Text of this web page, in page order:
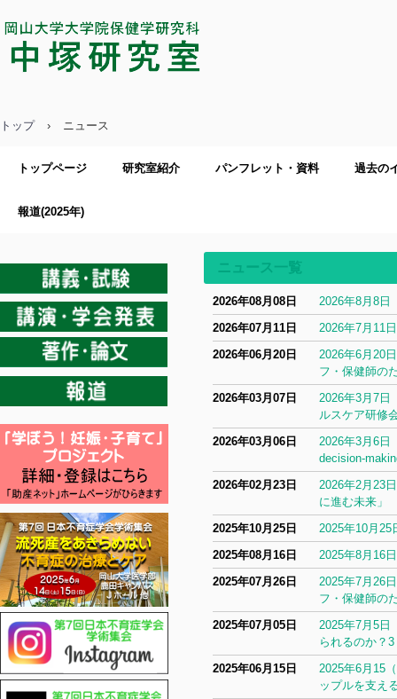
研究科
トップ › ニュース
トップページ 研究室紹介 パンフレット・資料 過去の
報道(2025年)
ニュース一覧
2026年08月08日
2026年8月8日
2026年07月11日
2026年7月11
2026年06月20日
2026年6月20
フ・保健師の
2026年03月07日
2026年3月7日
ルスケア研修
2026年03月06日
2026年3月6日
decision-
2026年02月23日
2026年2月23
に進む未来」
2025年10月25日
2025年10月25
2025年08月16日
2025年8月16
2025年07月26日
2025年7月26
フ・保健師の
2025年07月05日
2025年7月5日
られるのか？3
2025年06月15日
2025年6月15
ップルを支え